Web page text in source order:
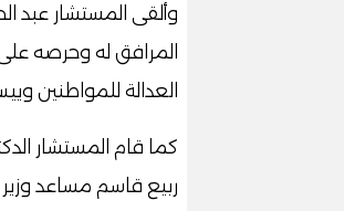
وألقى المستشار عبد
المرافق له وحرصه
العدالة للمواطنين
كما قام المستشار
ربيع قاسم مساعد وزير